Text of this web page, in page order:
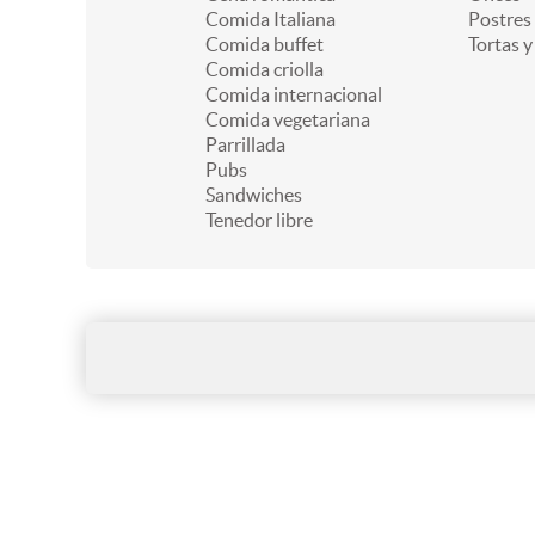
Comida Italiana
Comida buffet
Comida criolla
Comida internacional
Comida vegetariana
Parrillada
Pubs
Sandwiches
Tenedor libre
Postres
Tortas